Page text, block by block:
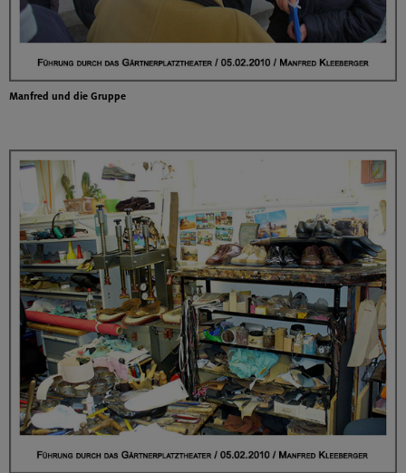
Manfred und die Gruppe